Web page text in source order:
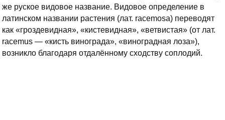
же руское видовое название. Видовое определение в
латинском названии растения (лат. racemosa) переводят
как «гроздевидная», «кистевидная», «ветвистая» (от лат.
racemus — «кисть винограда», «виноградная лоза»),
возникло благодаря отдалённому сходству соплодий.